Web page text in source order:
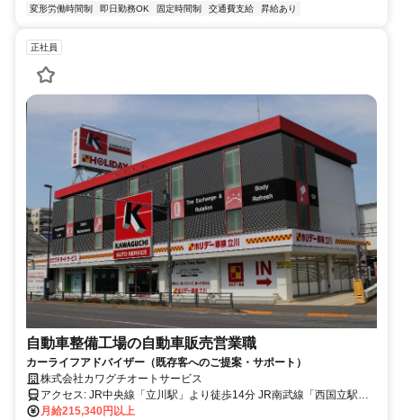
変形労働時間制 即日勤務OK 固定時間制 交通費支給 昇給あり
正社員
自動車整備工場の自動車販売営業職
カーライフアドバイザー（既存客へのご提案・サポート）
株式会社カワグチオートサービス
アクセス: JR中央線「立川駅」より徒歩14分 JR南武線「西国立駅」
より徒歩12分 ・交通費支給あり(上限：月額１５，０００円） ・車通
月給215,340円以上